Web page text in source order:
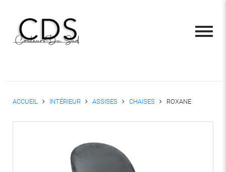
ACCUEIL INTÉRIEUR ASSISES CHAISES ROXANE